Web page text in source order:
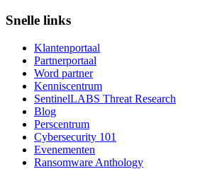
Snelle links
Klantenportaal
Partnerportaal
Word partner
Kenniscentrum
SentinelLABS Threat Research
Blog
Perscentrum
Cybersecurity 101
Evenementen
Ransomware Anthology